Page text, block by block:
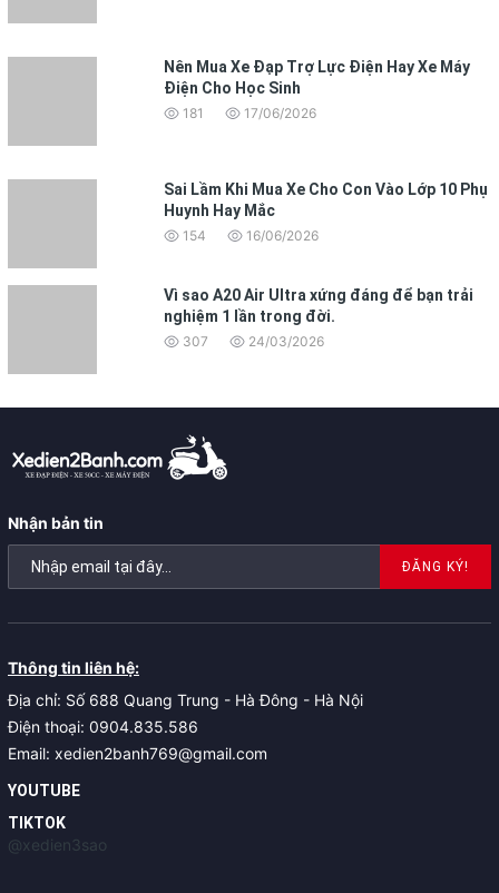
Nên Mua Xe Đạp Trợ Lực Điện Hay Xe Máy
Điện Cho Học Sinh
181 17/06/2026
Sai Lầm Khi Mua Xe Cho Con Vào Lớp 10 Phụ
Huynh Hay Mắc
154 16/06/2026
Vì sao A20 Air Ultra xứng đáng để bạn trải
nghiệm 1 lần trong đời.
307 24/03/2026
Nhận bản tin
ĐĂNG KÝ!
Thông tin liên hệ:
Địa chỉ: Số 688 Quang Trung - Hà Đông - Hà Nội
Điện thoại: 0904.835.586
Email: xedien2banh769@gmail.com
YOUTUBE
TIKTOK
@xedien3sao